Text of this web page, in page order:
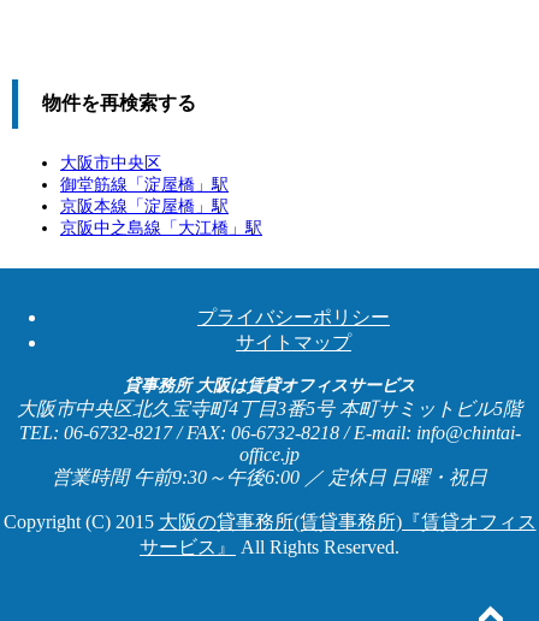
物件を再検索する
大阪市中央区
御堂筋線「淀屋橋 」駅
京阪本線「淀屋橋 」駅
京阪中之島線「 大江橋 」駅
プライバシーポリシー
サイトマップ
貸事務所 大阪は賃貸オフィスサービス
大阪市中央区北久宝寺町4丁目3番5号 本町サミットビル5階
TEL: 06-6732-8217 / FAX: 06-6732-8218 / E-mail: info@chintai-
office.jp
営業時間 午前9:30～午後6:00 ／ 定休日 日曜・祝日
Copyright (C) 2015 大阪の貸事務所(賃貸事務所)『賃貸オフィス
サービス』
All Rights Reserved.